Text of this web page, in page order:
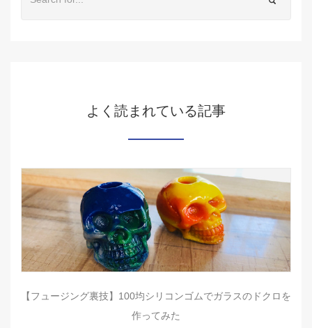
よく読まれている記事
【フュージング裏技】100均シリコンゴムでガラスのドクロを
作ってみた